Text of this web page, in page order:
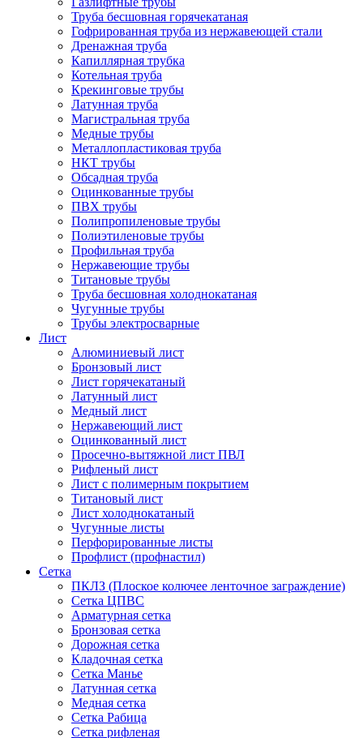
Труба бесшовная горячекатаная
Гофрированная труба из нержавеющей стали
Дренажная труба
Капиллярная трубка
Котельная труба
Крекинговые трубы
Латунная труба
Магистральная труба
Медные трубы
Металлопластиковая труба
НКТ трубы
Обсадная труба
Оцинкованные трубы
ПВХ трубы
Полипропиленовые трубы
Полиэтиленовые трубы
Профильная труба
Нержавеющие трубы
Титановые трубы
Труба бесшовная холоднокатаная
Чугунные трубы
Трубы электросварные
Лист
Алюминиевый лист
Бронзовый лист
Лист горячекатаный
Латунный лист
Медный лист
Нержавеющий лист
Оцинкованный лист
Просечно-вытяжной лист ПВЛ
Рифленый лист
Лист с полимерным покрытием
Титановый лист
Лист холоднокатаный
Чугунные листы
Перфорированные листы
Профлист (профнастил)
Сетка
ПКЛЗ (Плоское колючее ленточное заграждение)
Сетка ЦПВС
Арматурная сетка
Бронзовая сетка
Дорожная сетка
Кладочная сетка
Сетка Манье
Латунная сетка
Медная сетка
Сетка Рабица
Сетка рифленая